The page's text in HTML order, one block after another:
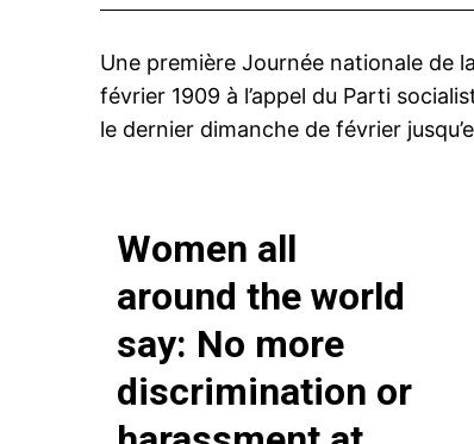
Une première Journée nationale de
février 1909 à l’appel du Parti
le dernier dimanche de février
Women all
around the world
say: No more
discrimination or